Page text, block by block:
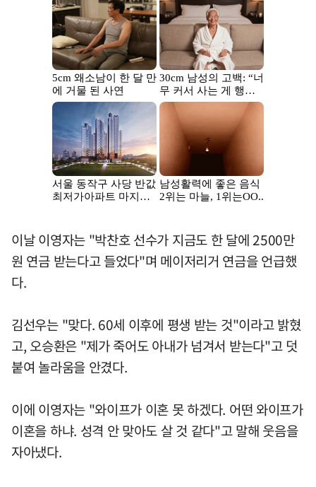
이날 이영자는 "박찬호 선수가 지금도 한 달에 2500만
원 연금 받는다고 들었다"며 메이저리거 연금을 언급했
다.
김선우는 "맞다. 60세 이후에 평생 받는 것"이라고 밝혔
고, 오승환은 "제가 죽어도 아내가 넘겨서 받는다"고 덧
붙여 놀라움을 안겼다.
이에 이영자는 "와이프가 이혼 못 하겠다. 어떤 와이프가
이혼을 하냐. 성격 안 맞아도 살 것 같다"고 말해 웃음을
자아냈다.